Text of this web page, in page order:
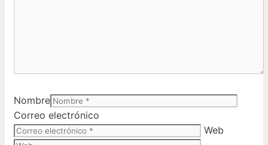
Nombre
Correo electrónico
Web